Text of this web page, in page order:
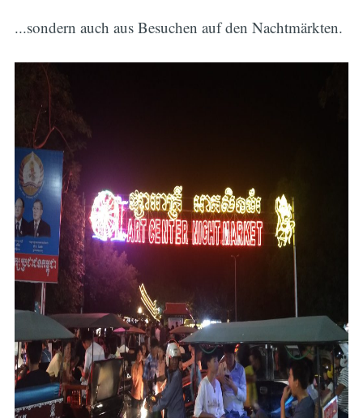
...sondern auch aus Besuchen auf den Nachtmärkten.